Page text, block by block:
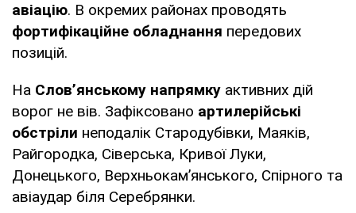
авіацію. В окремих районах проводять
фортифікаційне обладнання передових
позицій.
На Словʼянському напрямку активних дій
ворог не вів. Зафіксовано артилерійські
обстріли неподалік Стародубівки, Маяків,
Райгородка, Сіверська, Кривої Луки,
Донецького, Верхньокам’янського, Спірного та
авіаудар біля Серебрянки.